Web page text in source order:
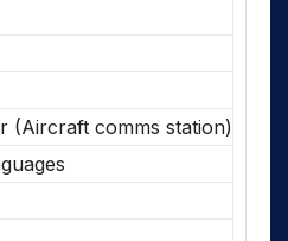
(Aircraft comms station)